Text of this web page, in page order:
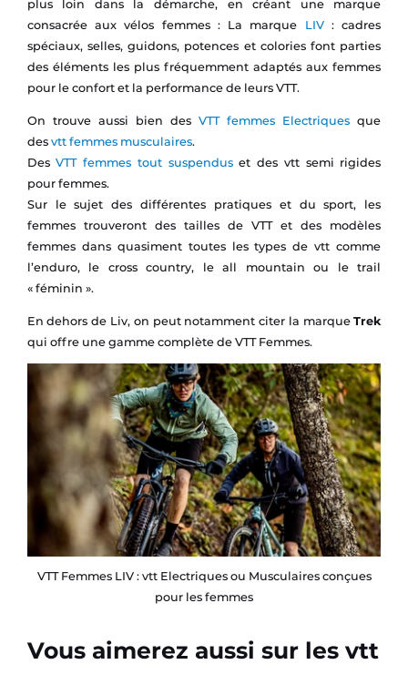
plus loin dans la démarche, en créant une marque
consacrée aux vélos femmes : La marque LIV: cadres
spéciaux, selles, guidons, potences et colories font parties
des éléments les plus fréquemment adaptés aux femmes
pour le confort et la performance de leurs VTT.
On trouve aussi bien desVTT femmes Electriques que
des vtt femmes musculaires.
DesVTT femmes tout suspenduset des vtt semi rigides
pour femmes.
Sur le sujet des différentes pratiques et du sport, les
femmes trouveront des tailles de VTT et des modèles
femmes dans quasiment toutes les types de vtt comme
l’enduro, le cross country, le all mountain ou le trail
« féminin ».
En dehors de Liv, on peut notamment citer la marqueTrek
qui offre une gamme complète de VTT Femmes.
VTT Femmes LIV : vtt Electriques ou Musculaires conçues
pour les femmes
Vous aimerez aussi sur les vtt